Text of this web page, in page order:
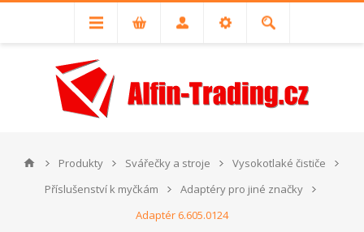
Produkty Svářečky a stroje
Vysokotlaké čističe
Příslušenství k myčkám
Adaptéry pro jiné značky
Adaptér 6.605.0124